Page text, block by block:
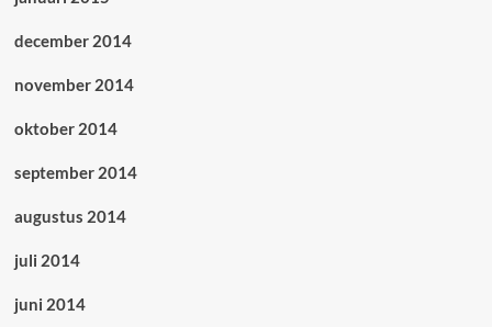
december 2014
november 2014
oktober 2014
september 2014
augustus 2014
juli 2014
juni 2014